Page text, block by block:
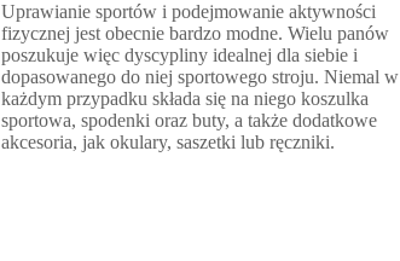
Uprawianie sportów i podejmowanie aktywności
fizycznej jest obecnie bardzo modne. Wielu panów
poszukuje więc dyscypliny idealnej dla siebie i
dopasowanego do niej sportowego stroju. Niemal w
każdym przypadku składa się na niego koszulka
sportowa, spodenki oraz buty, a także dodatkowe
akcesoria, jak okulary, saszetki lub ręczniki.